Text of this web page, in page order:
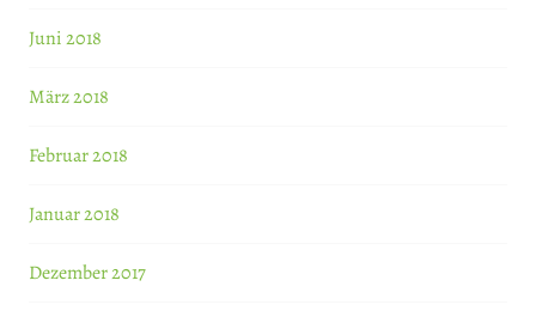
Juni 2018
März 2018
Februar 2018
Januar 2018
Dezember 2017